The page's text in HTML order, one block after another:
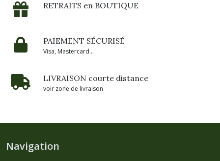
RETRAITS en BOUTIQUE
PAIEMENT SÉCURISÉ
Visa, Mastercard...
LIVRAISON courte distance
voir zone de livraison
Navigation